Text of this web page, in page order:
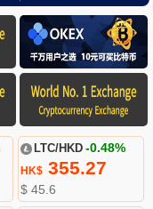
LTC/HKD -0.48%
HK$355.27
$ 45.6